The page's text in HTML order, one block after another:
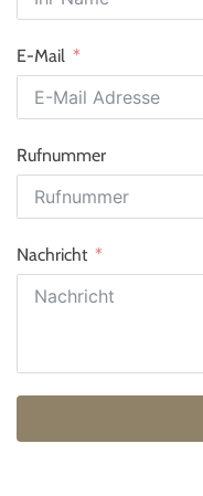
E-Mail
Rufnummer
Nachricht